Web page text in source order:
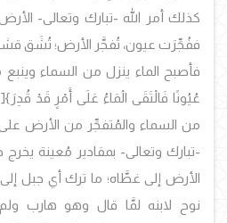
كذلك أمر الله -تبارك وتعالى-
ففُجِّرَت عيون، تُفجَّر الأرض؛ تُشَق
فأصبح الماء ينزل من السماء
عُيُونًا فَالْتَقَى الْمَاءُ عَلَى أَمْرٍ قَدْ قُدِرَ}
من السماء والمُتفجِّر من الأرض
-تبارك وتعالى- بمقادير مُعينة
الأرض إلى غطَّاه؛ ما ترك أي جبل
نوح لابنه لمَّا قال وهو هارب